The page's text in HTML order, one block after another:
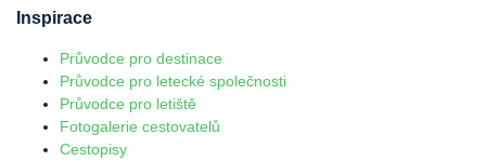
Inspirace
Průvodce pro destinace
Průvodce pro letecké společnosti
Průvodce pro letiště
Fotogalerie cestovatelů
Cestopisy